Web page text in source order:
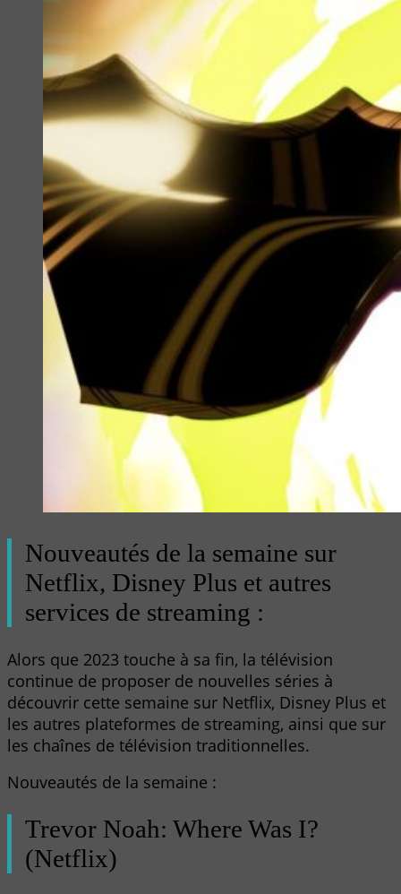
Nouveautés de la semaine sur
Netflix, Disney Plus et autres
services de streaming :
Alors que 2023 touche à sa fin, la télévision
continue de proposer de nouvelles séries à
découvrir cette semaine sur Netflix, Disney Plus et
les autres plateformes de streaming, ainsi que sur
les chaînes de télévision traditionnelles.
Nouveautés de la semaine :
Trevor Noah: Where Was I?
(Netflix)